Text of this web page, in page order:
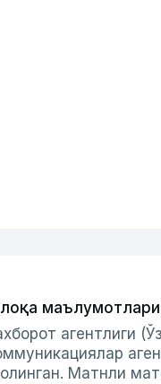
маълумотлари
агентлиги
Матнли